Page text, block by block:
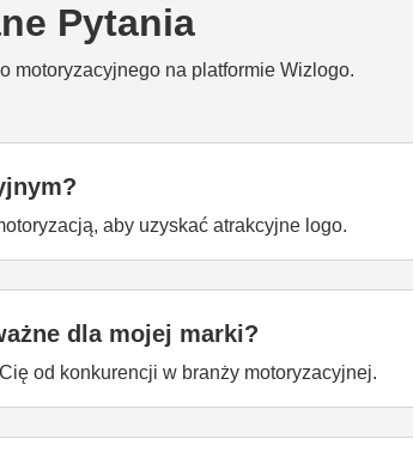
Pytania
motoryzacyjnego na platformie Wizlogo.
aby uzyskać atrakcyjne logo.
dla mojej marki?
od konkurencji w branży motoryzacyjnej.